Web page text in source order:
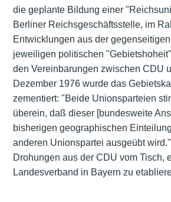
die geplante Bildung einer
Berliner Reichsgeschäftsstelle, im
Entwicklungen aus der
jeweiligen politischen
den Vereinbarungen zwischen CDU
Dezember 1976 wurde das
zementiert: "Beide Unionsparteien
überein, daß dieser [bundesweite
bisherigen geographischen
anderen Unionspartei ausgeübt
Drohungen aus der CDU vom Tisch,
Landesverband in Bayern zu